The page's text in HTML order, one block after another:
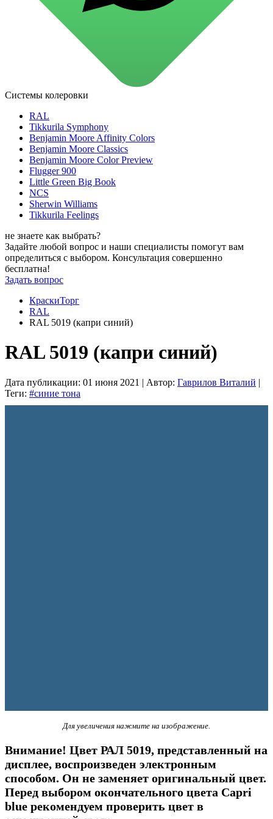
для стекол и зеркал
для ароматизации и нейтрализации запахов
для стирки и ухода за тканями
для ковров и текстильных изделий
специализированные чистящие средства
универсальные чистящие средства
дезинфицирующие средства
Автохимия и автокосметика
полироли для пластика
очистители салона
очистители двигателя
очистители тормозов
Материалы для зимних работ
краски для штукатурки
грунтовки
пропитки для древесины
пены и клеи
Новинки
Системы колеровки
RAL
Tikkurila Symphony
Benjamin Moore Affinity Colors
Benjamin Moore Classics
Benjamin Moore Color Preview
Flugger 900
Little Green Big Book
NCS
Sherwin Williams
Tikkurila Feelings
не знаете как выбрать?
Задайте любой вопрос и наши специалисты помогут вам
определиться с выбором. Консультация совершенно
бесплатна!
Задать вопрос
КраскиТорг
RAL
RAL 5019 (капри синий)
RAL 5019 (капри синий)
Дата публикации: 01 июня 2021 | Автор: Гаврилов Виталий |
Теги: #синие тона
Для увеличения нажмите на изображение.
Внимание! Цвет РАЛ 5019, представленный на
дисплее, воспроизведен электронным
способом. Он не заменяет оригинальный цвет.
Перед выбором окончательного цвета Capri
blue рекомендуем проверить цвет в